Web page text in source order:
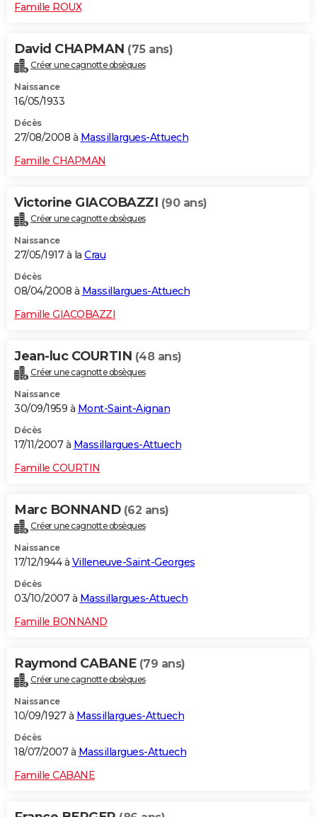
Famille ROUX
David CHAPMAN (75 ans)
Créer une cagnotte obsèques
Naissance
16/05/1933
Décès
27/08/2008 à Massillargues-Attuech
Famille CHAPMAN
Victorine GIACOBAZZI (90 ans)
Créer une cagnotte obsèques
Naissance
27/05/1917 à la Crau
Décès
08/04/2008 à Massillargues-Attuech
Famille GIACOBAZZI
Jean-luc COURTIN (48 ans)
Créer une cagnotte obsèques
Naissance
30/09/1959 à Mont-Saint-Aignan
Décès
17/11/2007 à Massillargues-Attuech
Famille COURTIN
Marc BONNAND (62 ans)
Créer une cagnotte obsèques
Naissance
17/12/1944 à Villeneuve-Saint-Georges
Décès
03/10/2007 à Massillargues-Attuech
Famille BONNAND
Raymond CABANE (79 ans)
Créer une cagnotte obsèques
Naissance
10/09/1927 à Massillargues-Attuech
Décès
18/07/2007 à Massillargues-Attuech
Famille CABANE